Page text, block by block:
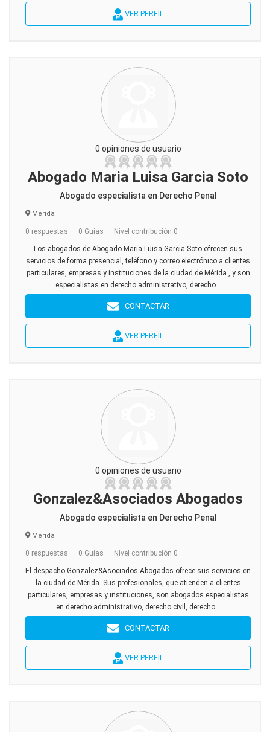
VER PERFIL
0 opiniones de usuario
Abogado Maria Luisa Garcia Soto
Abogado especialista en Derecho Penal
Mérida
0 respuestas 0 Guías Nivel contribución 0
Los abogados de Abogado Maria Luisa Garcia Soto ofrecen sus
servicios de forma presencial, teléfono y correo electrónico a clientes
particulares, empresas y instituciones de la ciudad de Mérida , y son
especialistas en derecho administrativo, derecho...
CONTACTAR
VER PERFIL
0 opiniones de usuario
Gonzalez&Asociados Abogados
Abogado especialista en Derecho Penal
Mérida
0 respuestas 0 Guías Nivel contribución 0
El despacho Gonzalez&Asociados Abogados ofrece sus servicios en
la ciudad de Mérida. Sus profesionales, que atienden a clientes
particulares, empresas y instituciones, son abogados especialistas
en derecho administrativo, derecho civil, derecho...
CONTACTAR
VER PERFIL